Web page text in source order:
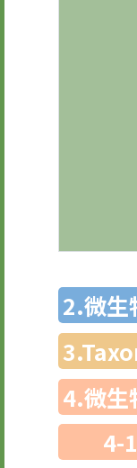
2.微生
4.微生
4-